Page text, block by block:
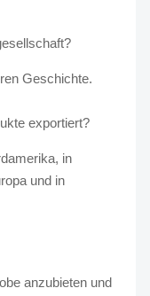
Geschichte.
exportiert?
in
und in
anzubieten und